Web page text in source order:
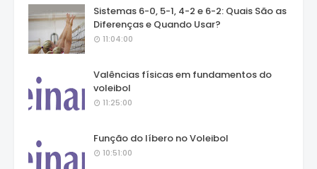
Sistemas 6-0, 5-1, 4-2 e 6-2: Quais São as
Diferenças e Quando Usar?
11:04:00
Valências físicas em fundamentos do
voleibol
11:25:00
Função do líbero no Voleibol
10:51:00